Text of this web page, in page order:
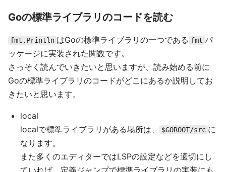
Goの標準ライブラリのコードを読む
fmt.Println はGoの標準ライブラリの一つである fmt パ
ッケージに実装された関数です。
さっそく読んでいきたいと思いますが、読み始める前に
Goの標準ライブラリのコードがどこにあるか説明してお
きたいと思います。
local
localで標準ライブラリがある場所は、
$GOROOT/src に
なります。
また多くのエディターではLSPの設定などを適切にし
ていれば、定義ジャンプで標準ライブラリの実装にも